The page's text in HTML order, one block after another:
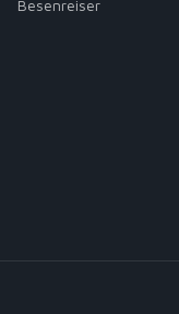
Besenreiser